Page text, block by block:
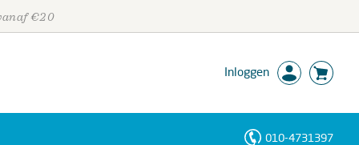
€20
Inloggen
010-4731397